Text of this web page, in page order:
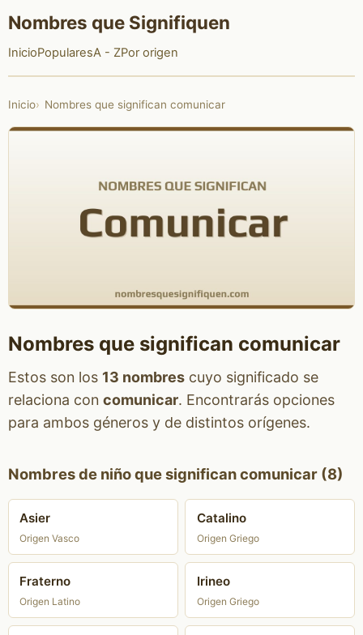
Nombres que Signifiquen
InicioPopularesA - ZPor origen
Inicio Nombres que significan comunicar
Nombres que significan comunicar
Estos son los 13 nombrescuyo significado se
relaciona con comunicar. Encontrarás opciones
para ambos géneros y de distintos orígenes.
Nombres de niño que significan comunicar (8)
Asier
Origen Vasco
Catalino
Origen Griego
Fraterno
Origen Latino
Irineo
Origen Griego